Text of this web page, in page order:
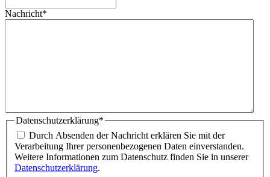
Nachricht*
Datenschutzerklärung*
Durch Absenden der Nachricht erklären Sie mit der
Verarbeitung Ihrer personenbezogenen Daten einverstanden.
Weitere Informationen zum Datenschutz finden Sie in unserer
Datenschutzerklärung.